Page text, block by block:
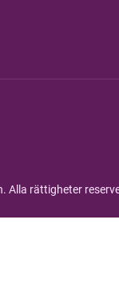
Alla rättigheter